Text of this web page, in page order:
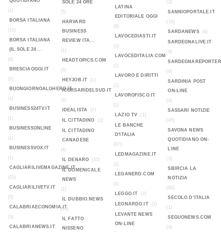
(1)
BORSA ITALIANA
(10)
BORSA ITALIANA
(IL SOLE 24 ...
(6)
BRESCIAOGGI.IT
(2)
BUONGIORNOALGHERO.IT
(1)
BUSINESS24TV.IT
(1)
BUSINESSONLINE
(1)
BUSINESSVOX.IT
(1)
CAGLIARILIVEMAGAZINE.IT
(23)
CAGLIARILIVETV.IT
(5)
CALABRIAECONOMIA.IT
(3)
CALABRIANEWS.IT
SOLE 24 ORE
(5)
HARVARD
BUSINESS
REVIEW ITA...
(1)
HEADTOPICS.COM
(3)
HEYJOB.IT
(1)
ICORSARIDELSUD.IT
(2)
IDEALISTA
(2)
IL CITTADINO (2)
IL CITTADINO
CANADESE
(4)
IL DENARO
(35)
IL DOMENICALE
NEWS
(1)
IL DUBBIO.NEWS
(36)
IL FATTO
NISSENO
LATINA
EDITORIALE OGGI
(9)
LAVOCEDIASTI.IT
(1)
LAVOCEDITALIA.COM
(1)
LAVORO E DIRITTI
(1)
LAVOROFISCO.IT
(1)
LAZIO TV
(1)
LE BANCHE
D'ITALIA
(67)
LEDMAGAZINE.IT
(1)
LEGANERD.COM
(1)
LEGGO.IT
(2)
LEONARDO.IT (1)
LEVANTE NEWS
ON-LINE
(2)
SANNIOPORTALE.IT
(18)
SARDANEWS
(4)
SARDEGNALIVE.IT
(8)
(6)
SARDINIA POST
ON-LINE
(4)
SASSARI NOTIZIE
(45)
SAVONA NEWS
QUOTIDIANO ON-
LINE
(3)
SBIRCIA LA
NOTIZIA
(62)
SECOLO D‘ITALIA
(1)
SEGUONEWS.COM
(4)